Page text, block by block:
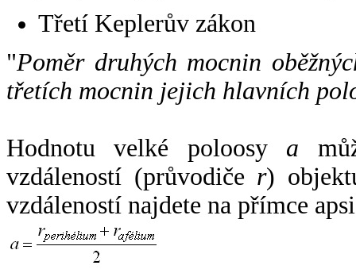
Třetí Keplerův zákon
"Poměr druhých mocnin
třetích mocnin jejich hlavních
Hodnotu velké poloosy a
vzdáleností (průvodiče r)
vzdáleností najdete na přímce